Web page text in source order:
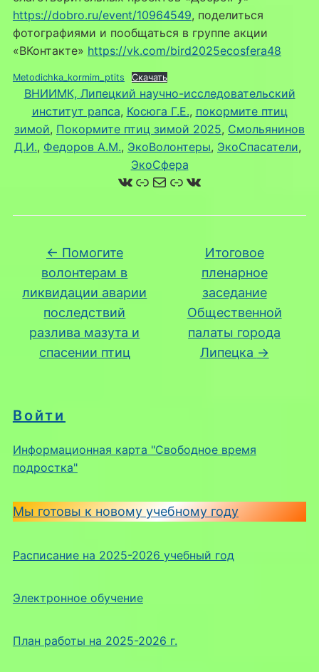
Войти
Информационная карта "Свободное время
подростка"
Мы готовы к новому учебному году
Расписание на 2025-2026 учебный год
Электронное обучение
План работы на 2025-2026 г.
https://dobro.ru/event/10964549, поделиться
фотографиями и пообщаться в группе акции
«ВКонтакте» https://vk.com/bird2025ecosfera48
Metodichka_kormim_ptits Скачать
ВНИИМК, Липецкий научно-исследовательский
институт рапса, Косюга Г.Е., покормите птиц
зимой, Покормите птиц зимой 2025, Смольянинов
Д.И., Федоров А.М., ЭкоВолонтеры, ЭкоСпасатели
ЭкоСфера
ВКонтакте
Ссылка
Почта
Ссылка
ВКонтакте
← Помогите
волонтерам в
ликвидации аварии
последствий
разлива мазута и
спасении птиц
Итоговое
пленарное
заседание
Общественной
палаты города
Липецка →